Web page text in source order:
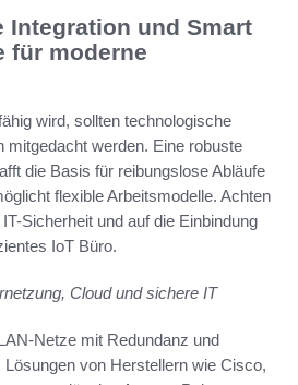
Integration und Smart
für moderne
wird, sollten technologische
mitgedacht werden. Eine robuste
die Basis für reibungslose Abläufe
flexible Arbeitsmodelle. Achten
Sicherheit und auf die Einbindung
IoT Büro.
Cloud und sichere IT
Netze mit Redundanz und
von Herstellern wie Cisco,